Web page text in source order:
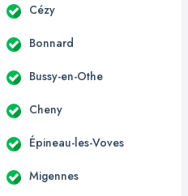
Cézy
Bonnard
Bussy-en-Othe
Cheny
Épineau-les-Voves
Migennes